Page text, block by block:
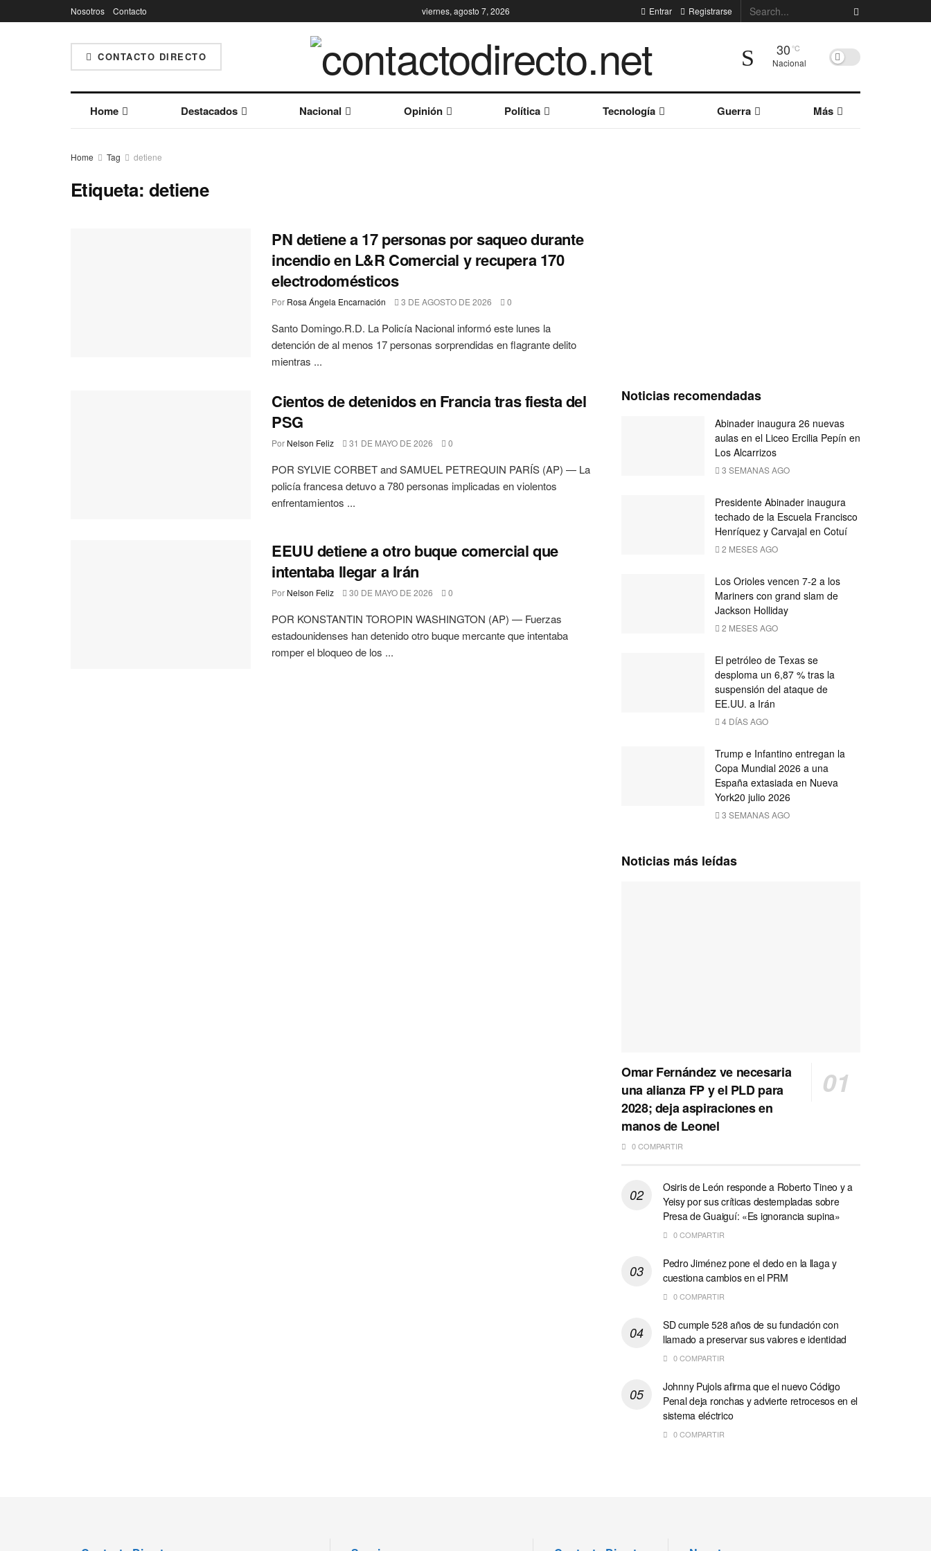
Nosotros Contacto viernes, agosto 7, 2026 Entrar Registrarse
CONTACTO DIRECTO 30 °C
Nacional
Home Destacados Nacional Opinión Política Tecnología Guerra Más
Home Tag detiene
Etiqueta: detiene
PN detiene a 17 personas por saqueo durante
incendio en L&R Comercial y recupera 170
electrodomésticos
Por Rosa Ángela Encarnación 3 DE AGOSTO DE 2026 0
Santo Domingo.R.D. La Policía Nacional informó este lunes la
detención de al menos 17 personas sorprendidas en flagrante delito
mientras ...
Cientos de detenidos en Francia tras fiesta del
PSG
Por Nelson Feliz 31 DE MAYO DE 2026 0
POR SYLVIE CORBET and SAMUEL PETREQUIN PARÍS (AP) — La
policía francesa detuvo a 780 personas implicadas en violentos
enfrentamientos ...
EEUU detiene a otro buque comercial que
intentaba llegar a Irán
Por Nelson Feliz 30 DE MAYO DE 2026 0
POR KONSTANTIN TOROPIN WASHINGTON (AP) — Fuerzas
estadounidenses han detenido otro buque mercante que intentaba
romper el bloqueo de los ...
Noticias recomendadas
Abinader inaugura 26 nuevas
aulas en el Liceo Ercilia Pepín en
Los Alcarrizos
3 SEMANAS AGO
Presidente Abinader inaugura
techado de la Escuela Francisco
Henríquez y Carvajal en Cotuí
2 MESES AGO
Los Orioles vencen 7-2 a los
Mariners con grand slam de
Jackson Holliday
2 MESES AGO
El petróleo de Texas se
desploma un 6,87 % tras la
suspensión del ataque de
EE.UU. a Irán
4 DÍAS AGO
Trump e Infantino entregan la
Copa Mundial 2026 a una
España extasiada en Nueva
York20 julio 2026
3 SEMANAS AGO
Noticias más leídas
Omar Fernández ve necesaria
una alianza FP y el PLD para
2028; deja aspiraciones en
manos de Leonel
0 COMPARTIR
Osiris de León responde a Roberto Tineo y a
Yeisy por sus críticas destempladas sobre
Presa de Guaiguí: «Es ignorancia supina»
0 COMPARTIR
Pedro Jiménez pone el dedo en la llaga y
cuestiona cambios en el PRM
0 COMPARTIR
SD cumple 528 años de su fundación con
llamado a preservar sus valores e identidad
0 COMPARTIR
Johnny Pujols afirma que el nuevo Código
Penal deja ronchas y advierte retrocesos en el
sistema eléctrico
0 COMPARTIR